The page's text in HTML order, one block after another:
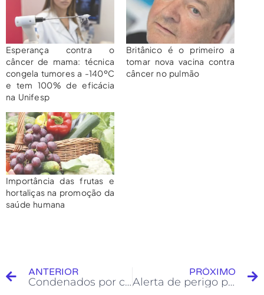
Esperança contra o
câncer de mama: técnica
congela tumores a -140ºC
e tem 100% de eficácia
na Unifesp
Britânico é o primeiro a
tomar nova vacina contra
câncer no pulmão
Importância das frutas e
hortaliças na promoção da
saúde humana
ANTERIOR
Condenados por crimes sexuais contra crianças não poderão atuar em atividades ligadas ao público infantil
PRÓXIMO
Alerta de perigo potencial por chuvas e ventos fortes é emitido para municípios do oeste do Acre